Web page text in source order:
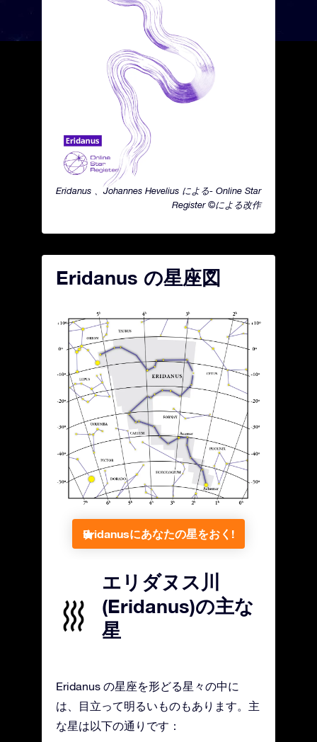
Eridanus 、Johannes Hevelius による- Online Star
Register ©による改作
Eridanus の星座図
Eridanusにあなたの星をおく!
エリダヌス川
(Eridanus)の主な
星
Eridanus の星座を形どる星々の中に
は、目立って明るいものもあります。主
な星は以下の通りです：